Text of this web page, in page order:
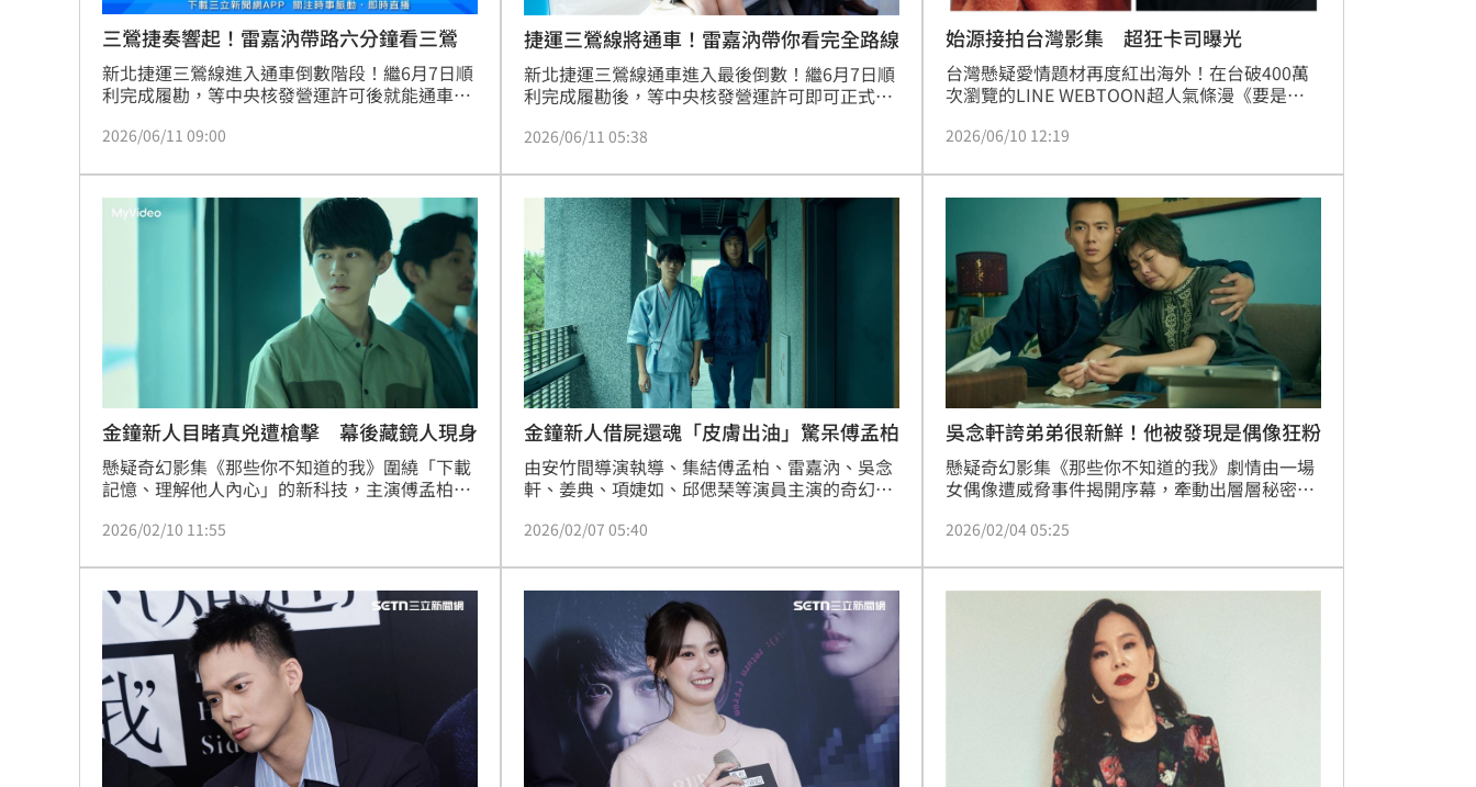
肥大叔猝逝曾自嘲更生人！創年收破億品牌
徐莉玲槓王菲案外案 5566小刀驚爆離婚 12:25
通緝犯拒檢狂飆街頭！撞斷平交道柵欄逃亡
誰在回覆「幹嘛」？故宮南院小編身分曝光 12:23
中國攻台非解放軍？外媒點名2破口！ 12:23
昔遭抹黑謀財害命終平反 陳時中感性發聲 12:20
姜厚任女友自曝3碩1博 網搜本名查無此人 12:19
新／威加重罰300萬！問題苦茶油流向3縣市 12:18
台灣彩券開獎直播中 20:31
LIVE三立+24小時直播 15:27
三立iNEWS新聞台線上直播
「拍片人的多重宇宙」職涯論壇9/12登場！ 10:30
8國球員齊聚高雄 Formosa 7s掀足球熱潮
理想混蛋號召粉絲跨海追星吃美食！ 18:15
三鶯捷奏響起！雷嘉汭帶路六分鐘看三鶯
新北捷運三鶯線進入通車倒數階段！繼6月7日順
利完成履勘，等中央核發營運許可後就能通車，
於市府3樓逗點實驗室舉辦「三鶯線形象影片發
長李政安及新北捷運公司董事長林祐賢共同出
席，正式公布三鶯線形象影片，並邀請新生代實
力派演員雷嘉汭擔任形象代言人。
2026/06/11 09:00
捷運三鶯線將通車！雷嘉汭帶你看完全路線
新北捷運三鶯線通車進入最後倒數！繼6月7日順
利完成履勘後，等中央核發營運許可即可正式通
布記者會」，新北市府找到新生代實力派演員雷
影片，帶大家看完三鶯線全線。侯友宜表示，
「三鶯線通車後，新北捷運營運里程將突破100
公里，全台最長，而萬大中和線也將於明年通
車，大幅縮短民眾通勤時間。」(陳韋帆)
2026/06/11 05:38
始源接拍台灣影集 超狂卡司曝光
台灣懸疑愛情題材再度紅出海外！在台破400萬
次瀏覽的LINE WEBTOON超人氣條漫《要是未
畫市場，於韓國NAVER WEBTOON、NAVER
漫畫節推薦作品。網銀國際影視看中作品潛力，
推動影視化開發，並攜手紅杉娛樂共同打造。今
日正式公布重磅消息，韓流天團Super Junior成
員崔始源參與男主角演出，搭檔新生代人氣女星
雷嘉汭，準備展開一段跨越時空與道德邊界的驚
悚虐戀。
2026/06/10 12:19
金鐘新人目睹真兇遭槍擊 幕後藏鏡人現身
懸疑奇幻影集《那些你不知道的我》圍繞「下載
記憶、理解他人內心」的新科技，主演傅孟柏、
被問到如果現實生活中真的出現這種黑科技，最
載的是「小時候沒有手機、只有家人，全家一起
玩的日子」；傅孟柏則選擇回到人生某個關鍵抉
擇的瞬間，「不是為了後悔，而是想重新理解，
當時的自己到底在害怕什麼，又在期待什麼。」
2026/02/10 11:55
金鐘新人借屍還魂「皮膚出油」驚呆傅孟柏
由安竹間導演執導、集結傅孟柏、雷嘉汭、吳念
軒、姜典、項婕如、邱偲琹等演員主演的奇幻懸
就「傅孟柏上身」，一人分飾兩角的炸裂演技被
發現拍攝當天「連膚質都變油了」。趙浩雲
2026/02/07 05:40
吳念軒誇弟弟很新鮮！他被發現是偶像狂粉
懸疑奇幻影集《那些你不知道的我》劇情由一場
女偶像遭威脅事件揭開序幕，牽動出層層秘密。
本季加入雷嘉汭、吳念軒等新角色，三人接受專
豫點名劇中飾演弟弟、首次挑戰戲劇的Ozone成
員林佳辰。趙浩雲
2026/02/04 05:25